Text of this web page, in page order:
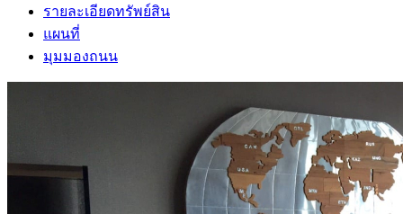
รายละเอียดทรัพย์สิน
แผนที่
มุมมองถนน